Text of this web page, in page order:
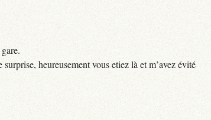
heureusement vous etiez là et m’avez évité